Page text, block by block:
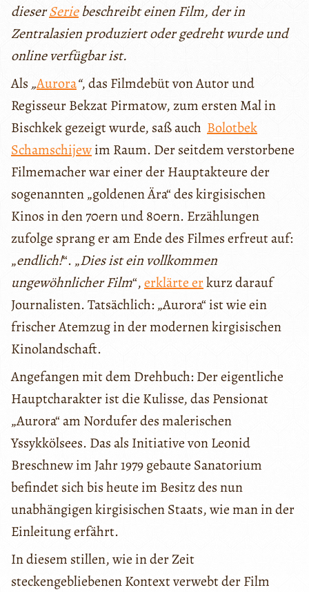
dieserSeriebeschreibt einen Film, der in
Zentralasien produziert oder gedreht wurde und
online verfügbar ist.
Als„Aurora“, das Filmdebüt von Autor und
Regisseur Bekzat Pirmatow, zum ersten Mal in
Bischkek gezeigt wurde, saß auch Bolotbek
Schamschijewim Raum. Der seitdem verstorbene
Filmemacher war einer der Hauptakteure der
sogenannten „goldenen Ära“ des kirgisischen
Kinos in den 70ern und 80ern. Erzählungen
zufolge sprang er am Ende des Filmes erfreut auf:
„endlich!“. „Dies ist ein vollkommen
ungewöhnlicher Film“,erklärte erkurz darauf
Journalisten. Tatsächlich: „Aurora“ ist wie ein
frischer Atemzug in der modernen kirgisischen
Kinolandschaft.
Angefangen mit dem Drehbuch: Der eigentliche
Hauptcharakter ist die Kulisse, das Pensionat
„Aurora“ am Nordufer des malerischen
Yssykkölsees. Das als Initiative von Leonid
Breschnew im Jahr 1979 gebaute Sanatorium
befindet sich bis heute im Besitz des nun
unabhängigen kirgisischen Staats, wie man in der
Einleitung erfährt.
In diesem stillen, wie in der Zeit
steckengebliebenen Kontext verwebt der Film